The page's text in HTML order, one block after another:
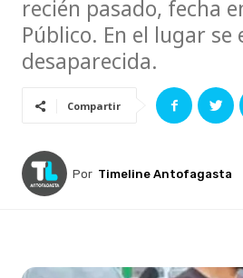
recién pasado, fecha
Público. En el lugar
desaparecida.
Compartir
Por Timeline Antofagasta